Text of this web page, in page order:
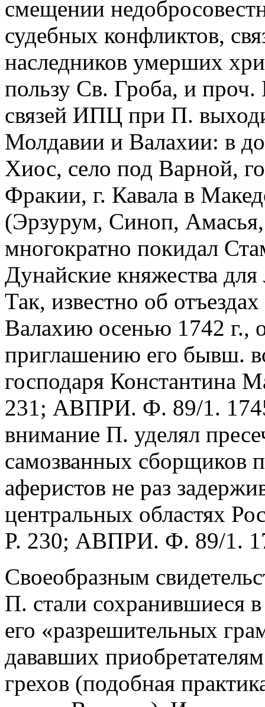
смещении
судебных конфликтов,
наследников умерших
пользу Св. Гроба, и проч.
связей ИПЦ при П.
Молдавии и Валахии: в
Хиос, село под Варной,
Фракии, г. Кавала в
(Эрзурум, Синоп,
многократно покидал
Дунайские княжества
Так, известно об
Валахию осенью 1742 г.,
приглашению его бывш.
господаря Константина
231; АВПРИ. Ф. 89/1.
внимание П. уделял
самозванных сборщиков
аферистов не раз
центральных областях
P. 230; АВПРИ. Ф. 89/1.
Своеобразным
П. стали сохранившиеся
его «разрешительных
дававших
грехов (подобная